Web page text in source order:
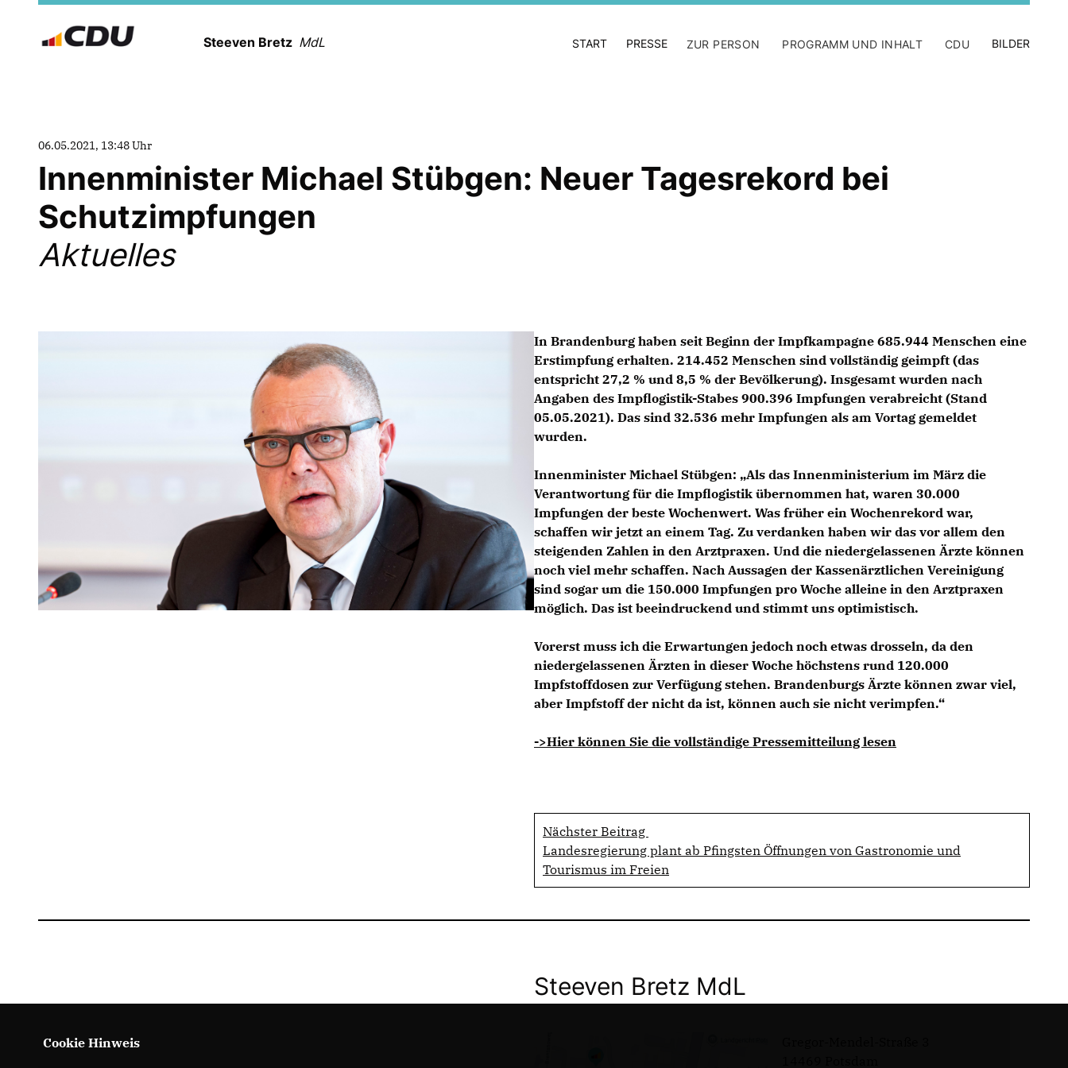
Steeven Bretz MdL START PRESSE ZUR PERSON PROGRAMM UND INHALT CDU BILDER
06.05.2021, 13:48 Uhr
Innenminister Michael Stübgen: Neuer Tagesrekord bei
Schutzimpfungen
Aktuelles
In Brandenburg haben seit Beginn der Impfkampagne 685.944 Menschen eine
Erstimpfung erhalten. 214.452 Menschen sind vollständig geimpft (das
entspricht 27,2 % und 8,5 % der Bevölkerung). Insgesamt wurden nach
Angaben des Impflogistik-Stabes 900.396 Impfungen verabreicht (Stand
05.05.2021). Das sind 32.536 mehr Impfungen als am Vortag gemeldet
wurden.
Innenminister Michael Stübgen: „Als das Innenministerium im März die
Verantwortung für die Impflogistik übernommen hat, waren 30.000
Impfungen der beste Wochenwert. Was früher ein Wochenrekord war,
schaffen wir jetzt an einem Tag. Zu verdanken haben wir das vor allem den
steigenden Zahlen in den Arztpraxen. Und die niedergelassenen Ärzte können
noch viel mehr schaffen. Nach Aussagen der Kassenärztlichen Vereinigung
sind sogar um die 150.000 Impfungen pro Woche alleine in den Arztpraxen
möglich. Das ist beeindruckend und stimmt uns optimistisch.
Vorerst muss ich die Erwartungen jedoch noch etwas drosseln, da den
niedergelassenen Ärzten in dieser Woche höchstens rund 120.000
Impfstoffdosen zur Verfügung stehen. Brandenburgs Ärzte können zwar viel,
aber Impfstoff der nicht da ist, können auch sie nicht verimpfen.“
->Hier können Sie die vollständige Pressemitteilung lesen
Nächster Beitrag
Landesregierung plant ab Pfingsten Öffnungen von Gastronomie und
Tourismus im Freien
Steeven Bretz MdL
Cookie Hinweis